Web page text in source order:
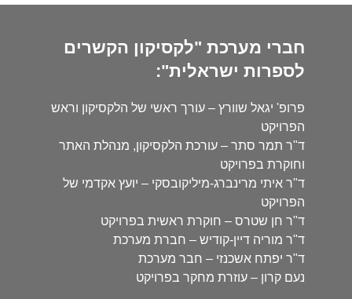
חברי מערכת "לקסיקון הקשרים
לספרות ישראלית":
פרופ' יגאל שוורץ – עורך ראשי של הלקסיקון וראש
הפרויקט
ד"ר תמר סתר – עורכת הלקסיקון, מנהלת האתר
וחוקרת בפרויקט
ד"ר איתי מרינברג-מיליקובסקי – יועץ אקדמי של
הפרויקט
ד"ר חן שטרס – חוקרת ראשית בפרויקט
ד"ר מוריה דיין-קודיש – חברת מערכת
ד"ר יפתח אשכנזי – חבר מערכת
נעם קרון – עוזרת מחקר בפרויקט